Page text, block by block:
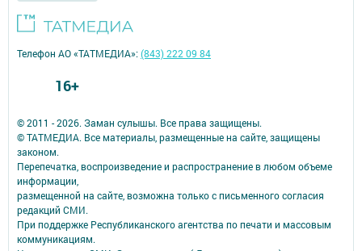
© 2011 - 2026. Заман сулышы. Все права защищены.
© ТАТМЕДИА. Все материалы, размещенные на сайте, защищены
законом.
Перепечатка, воспроизведение и распространение в любом объеме
информации,
размещенной на сайте, возможна только с письменного согласия
редакций СМИ.
При поддержке Республиканского агентства по печати и массовым
коммуникациям.
Телефон АО «ТАТМЕДИА»:(843) 222 09 84
16+